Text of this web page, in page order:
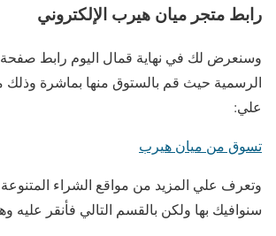
رابط متجر ميان هيرب الإلكتروني
وسنعرض لك في نهاية قمال اليوم رابط
الرسمية حيث قم بالستوق منها بماشرة
علي:
تسوق من ميان هيرب
وتعرف علي المزيد من مواقع الشراء
سنوافيك بها ولكن بالقسم التالي فأنقر عليه